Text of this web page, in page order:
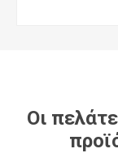
Οι